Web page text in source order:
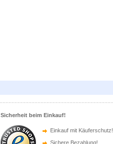
Sicherheit beim Einkauf!
Einkauf mit Käuferschutz!
Sichere Bezahlung!